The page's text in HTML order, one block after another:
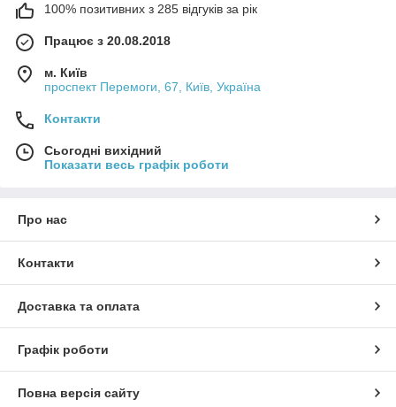
100% позитивних з 285 відгуків за рік
Працює з 20.08.2018
м. Київ
проспект Перемоги, 67, Київ, Україна
Контакти
Сьогодні вихідний
Показати весь графік роботи
Про нас
Контакти
Доставка та оплата
Графік роботи
Повна версія сайту